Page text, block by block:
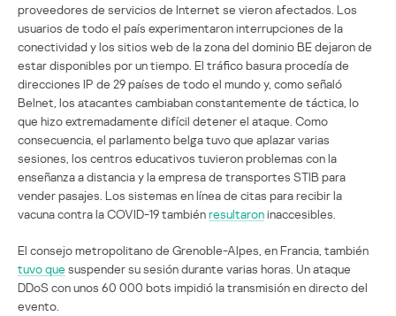
proveedores de servicios de Internet se vieron afectados. Los
usuarios de todo el país experimentaron interrupciones de la
conectividad y los sitios web de la zona del dominio BE dejaron de
estar disponibles por un tiempo. El tráfico basura procedía de
direcciones IP de 29 países de todo el mundo y, como señaló
Belnet, los atacantes cambiaban constantemente de táctica, lo
que hizo extremadamente difícil detener el ataque. Como
consecuencia, el parlamento belga tuvo que aplazar varias
sesiones, los centros educativos tuvieron problemas con la
enseñanza a distancia y la empresa de transportes STIB para
vender pasajes. Los sistemas en línea de citas para recibir la
vacuna contra la COVID-19 tambiénresultaroninaccesibles.
El consejo metropolitano de Grenoble-Alpes, en Francia, también
tuvo que suspender su sesión durante varias horas. Un ataque
DDoS con unos 60 000 bots impidió la transmisión en directo del
evento.